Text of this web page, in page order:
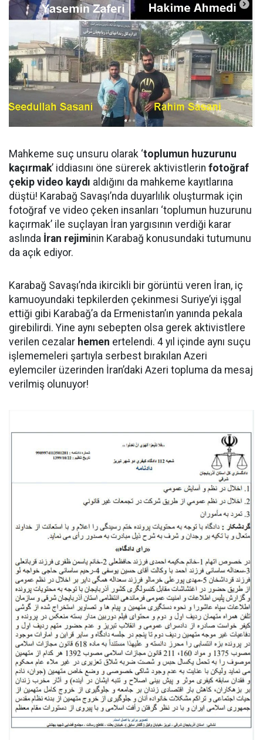
Mahkeme suç unsuru olarak ‘toplumun huzurunu
kaçırmak’ iddiasını öne sürerek aktivistlerin fotoğraf
çekip video kaydı aldığını da mahkeme kayıtlarına
düştü! Karabağ Savaşı’nda duyarlılık oluşturmak için
fotoğraf ve video çeken insanları ‘toplumun huzurunu
kaçırmak’ ile suçlayan İran yargısının verdiği karar
aslında İran rejiminin Karabağ konusundaki tutumunu
da açık ediyor.
Karabağ Savaşı’nda ikircikli bir görüntü veren İran, iç
kamuoyundaki tepkilerden çekinmesi Suriye’yi işgal
ettiği gibi Karabağ’a da Ermenistan’ın yanında pekala
girebilirdi. Yine aynı sebepten olsa gerek aktivistlere
verilen cezalar hemen ertelendi. 4 yıl içinde aynı suçu
işlememeleri şartıyla serbest bırakılan Azeri
eylemciler üzerinden İran’daki Azeri topluma da mesaj
verilmiş olunuyor!